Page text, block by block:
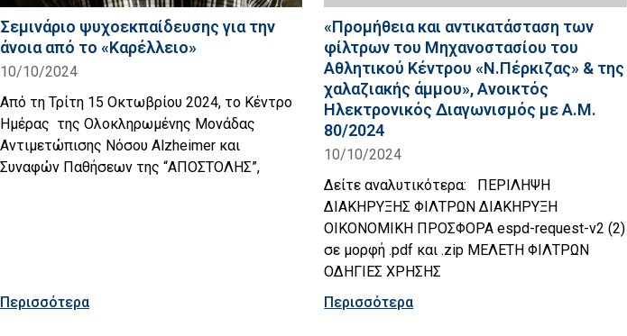
Σεμινάριο ψυχοεκπαίδευσης για την
άνοια από το «Καρέλλειο»
10/10/2024
Από τη Τρίτη 15 Οκτωβρίου 2024, το Κέντρο
Ημέρας της Ολοκληρωμένης Μονάδας
Αντιμετώπισης Νόσου Alzheimer και
Συναφών Παθήσεων της “ΑΠΟΣΤΟΛΗΣ”,
Περισσότερα
«Προμήθεια και αντικατάσταση των
φίλτρων του Μηχανοστασίου του
Αθλητικού Κέντρου «Ν.Πέρκιζας» & της
χαλαζιακής άμμου», Ανοικτός
Ηλεκτρονικός Διαγωνισμός με Α.Μ.
80/2024
10/10/2024
Δείτε αναλυτικότερα: ΠΕΡΙΛΗΨΗ
ΔΙΑΚΗΡΥΞΗΣ ΦΙΛΤΡΩΝ ΔΙΑΚΗΡΥΞΗ
ΟΙΚΟΝΟΜΙΚΗ ΠΡΟΣΦΟΡΑ espd-request-v2 (2)
σε μορφή .pdf και .zip ΜΕΛΕΤΗ ΦΙΛΤΡΩΝ
ΟΔΗΓΙΕΣ ΧΡΗΣΗΣ
Περισσότερα